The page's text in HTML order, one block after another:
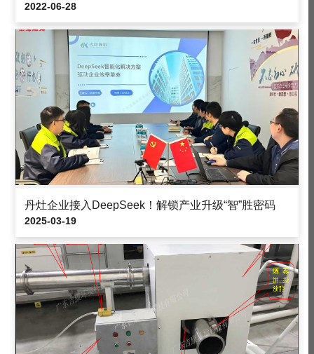
2022-06-28
丹灶企业接入DeepSeek！解锁产业升级“智”胜密码
2025-03-19